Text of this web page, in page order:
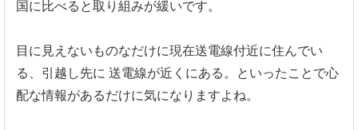
国に比べると取り組みが緩いです。
目に見えないものなだけに現在送電線付近に住んでい
る、引越し先に 送電線が近くにある。といったことで心
配な情報があるだけに気になりますよね。